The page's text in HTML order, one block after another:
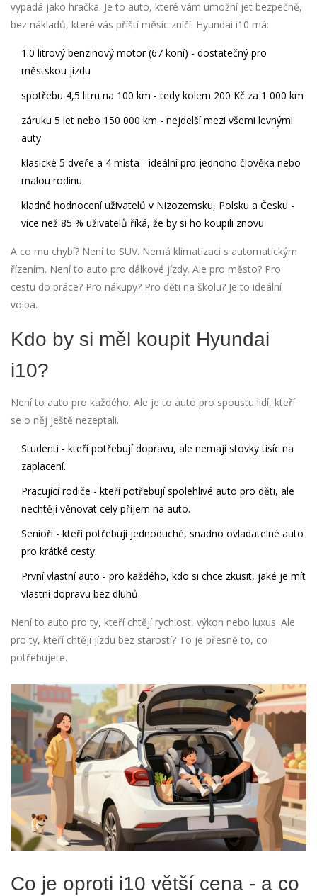
vypadá jako hračka. Je to auto, které vám umožní jet bezpečně,
bez nákladů, které vás příští měsíc zničí. Hyundai i10 má:
1.0 litrový benzinový motor (67 koní) - dostatečný pro
městskou jízdu
spotřebu 4,5 litru na 100 km - tedy kolem 200 Kč za 1 000 km
záruku 5 let nebo 150 000 km - nejdelší mezi všemi levnými
auty
klasické 5 dveře a 4 místa - ideální pro jednoho člověka nebo
malou rodinu
kladné hodnocení uživatelů v Nizozemsku, Polsku a Česku -
více než 85 % uživatelů říká, že by si ho koupili znovu
A co mu chybí? Není to SUV. Nemá klimatizaci s automatickým
řízením. Není to auto pro dálkové jízdy. Ale pro město? Pro
cestu do práce? Pro nákupy? Pro děti na školu? Je to ideální
volba.
Kdo by si měl koupit Hyundai
i10?
Není to auto pro každého. Ale je to auto pro spoustu lidí, kteří
se o něj ještě nezeptali.
Studenti - kteří potřebují dopravu, ale nemají stovky tisíc na
zaplacení.
Pracující rodiče - kteří potřebují spolehlivé auto pro děti, ale
nechtějí věnovat celý příjem na auto.
Senioři - kteří potřebují jednoduché, snadno ovladatelné auto
pro krátké cesty.
První vlastní auto - pro každého, kdo si chce zkusit, jaké je mít
vlastní dopravu bez dluhů.
Není to auto pro ty, kteří chtějí rychlost, výkon nebo luxus. Ale
pro ty, kteří chtějí jízdu bez starostí? To je přesně to, co
potřebujete.
Co je oproti i10 větší cena - a co